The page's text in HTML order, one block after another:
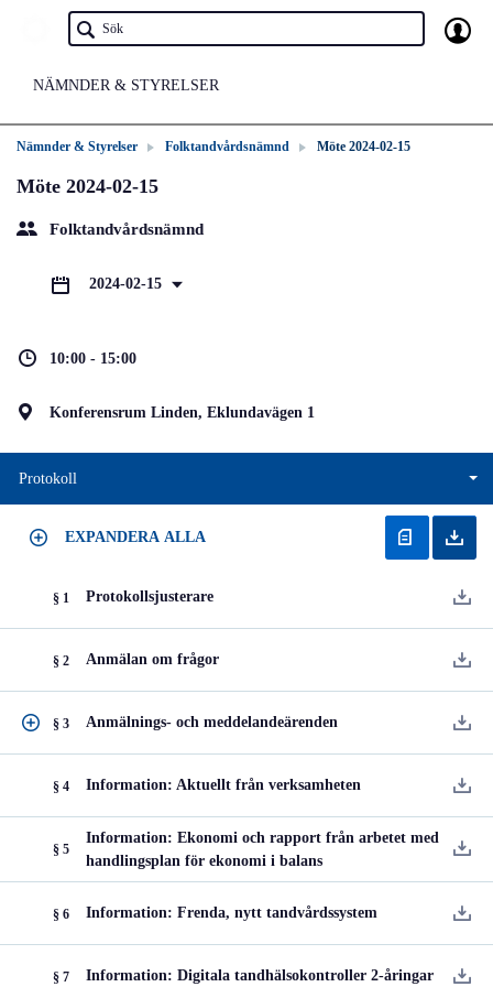
NÄMNDER & STYRELSER
Nämnder & Styrelser Folktandvårdsnämnd Möte 2024-02-15
Möte 2024-02-15
Folktandvårdsnämnd
2024-02-15
10:00 - 15:00
Konferensrum Linden, Eklundavägen 1
Protokoll
EXPANDERA ALLA
§ 1 Protokollsjusterare
§ 2 Anmälan om frågor
§ 3 Anmälnings- och meddelandeärenden
§ 4 Information: Aktuellt från verksamheten
§ 5
Information: Ekonomi och rapport från arbetet med
handlingsplan för ekonomi i balans
§ 6 Information: Frenda, nytt tandvårdssystem
§ 7 Information: Digitala tandhälsokontroller 2-åringar